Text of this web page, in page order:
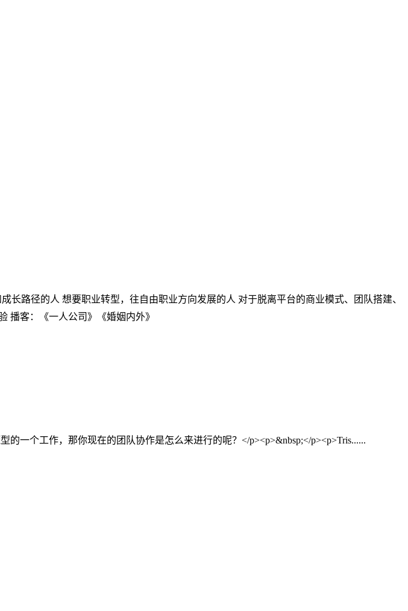
路径的人 想要职业转型，往自由职业方向发展的人 对于脱离平台的商业模式、团队搭建、
播客：《一人公司》《婚姻内外》
一个工作，那你现在的团队协作是怎么来进行的呢？</p><p>&nbsp;</p><p>Tris......